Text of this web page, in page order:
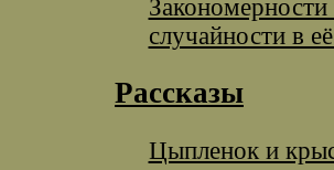
Закономерности
случайности в
Рассказы
Цыпленок и